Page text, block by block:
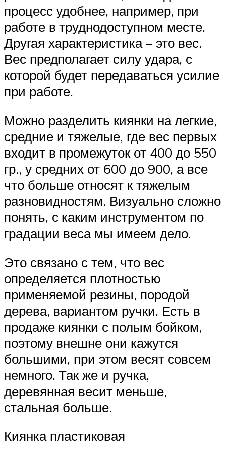
процесс удобнее, например, при
работе в труднодоступном месте.
Другая характеристика – это вес.
Вес предполагает силу удара, с
которой будет передаваться усилие
при работе.
Можно разделить киянки на легкие,
средние и тяжелые, где вес первых
входит в промежуток от 400 до 550
гр., у средних от 600 до 900, а все
что больше относят к тяжелым
разновидностям. Визуально сложно
понять, с каким инструментом по
градации веса мы имеем дело.
Это связано с тем, что вес
определяется плотностью
применяемой резины, породой
дерева, вариантом ручки. Есть в
продаже киянки с полым бойком,
поэтому внешне они кажутся
большими, при этом весят совсем
немного. Так же и ручка,
деревянная весит меньше,
стальная больше.
Киянка пластиковая